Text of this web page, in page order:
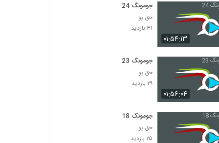
۰۱:۵۴:۱۳
جومونگ 24
حق پو
۳۱ بازدید
۰۱:۵۶:۰۴
جومونگ 23
حق پو
۲۹ بازدید
جومونگ 18
حق پو
۲۵ بازدید